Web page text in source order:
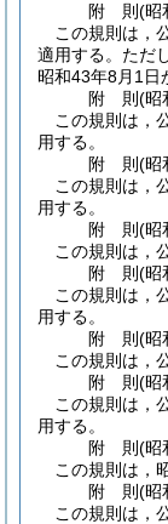
附 則(昭
この規則は，
適用する。 ただ
昭和43年8月1日
附 則(昭
この規則は，
用する。
附 則(昭
この規則は，
用する。
附 則(昭
この規則は，
附 則(昭
この規則は，
用する。
附 則(昭
この規則は，
附 則(昭
この規則は，
用する。
附 則(昭
この規則は，
附 則(昭
この規則は，